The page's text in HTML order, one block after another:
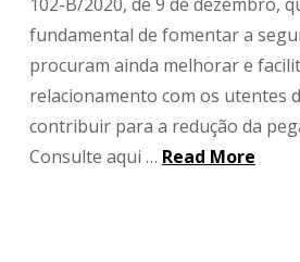
fundamental de fomentar a
procuram ainda melhorar e
relacionamento com os utentes
contribuir para a redução da
Consulte aqui … Read More